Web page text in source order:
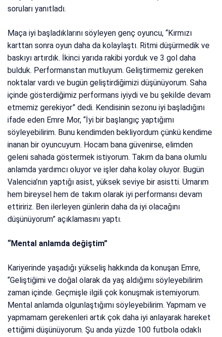
soruları yanıtladı.
Maça iyi başladıklarını söyleyen genç oyuncu, “Kırmızı
karttan sonra oyun daha da kolaylaştı. Ritmi düşürmedik ve
baskıyı artırdık. İkinci yarıda rakibi yorduk ve 3 gol daha
bulduk. Performanstan mutluyum. Geliştirmemiz gereken
noktalar vardı ve bugün geliştirdiğimizi düşünüyorum. Saha
içinde gösterdiğimiz performans iyiydi ve bu şekilde devam
etmemiz gerekiyor” dedi. Kendisinin sezonu iyi başladığını
ifade eden Emre Mor, “İyi bir başlangıç yaptığımı
söyleyebilirim. Bunu kendimden bekliyordum çünkü kendime
inanan bir oyuncuyum. Hocam bana güvenirse, elimden
geleni sahada göstermek istiyorum. Takım da bana olumlu
anlamda yardımcı oluyor ve işler daha kolay oluyor. Bugün
Valencia’nın yaptığı asist, yüksek seviye bir asistti. Umarım
hem bireysel hem de takım olarak iyi performansı devam
ettiririz. Ben ilerleyen günlerin daha da iyi olacağını
düşünüyorum” açıklamasını yaptı.
“Mental anlamda değiştim”
Kariyerinde yaşadığı yükseliş hakkında da konuşan Emre,
“Geliştiğimi ve doğal olarak da yaş aldığımı söyleyebilirim
zaman içinde. Geçmişle ilgili çok konuşmak istemiyorum.
Mental anlamda olgunlaştığımı söyleyebilirim. Yapmam ve
yapmamam gerekenleri artık çok daha iyi anlayarak hareket
ettiğimi düşünüyorum. Şu anda yüzde 100 futbola odaklı